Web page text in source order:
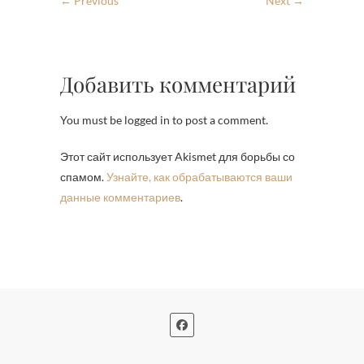
Добавить комментарий
You must be logged in to post a comment.
Этот сайт использует Akismet для борьбы со
спамом.Узнайте, как обрабатываются ваши
данные комментариев.